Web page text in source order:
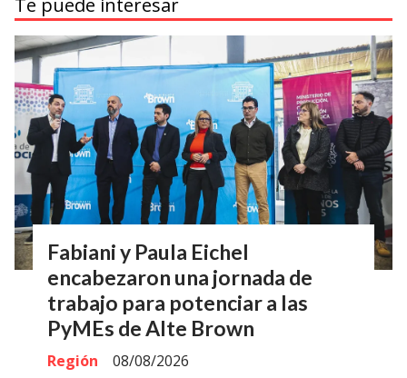
Fabiani y Paula Eichel
encabezaron una jornada de
trabajo para potenciar a las
PyMEs de Alte Brown
Región
08/08/2026